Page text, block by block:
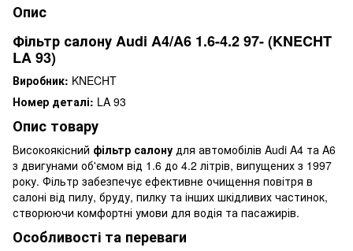
Опис
Фільтр салону Audi A4/A6 1.6-4.2 97- (KNECHT
LA 93)
Виробник: KNECHT
Номер деталі: LA 93
Опис товару
Високоякісний фільтр салону для автомобілів Audi A4 та A6
з двигунами об'ємом від 1.6 до 4.2 літрів, випущених з 1997
року. Фільтр забезпечує ефективне очищення повітря в
салоні від пилу, бруду, пилку та інших шкідливих частинок,
створюючи комфортні умови для водія та пасажирів.
Особливості та переваги